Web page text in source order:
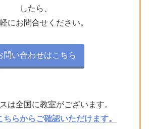
したら、
にお問合せください。
問い合わせはこちら
は全国に教室がございます。
ちらからご確認いただけます。